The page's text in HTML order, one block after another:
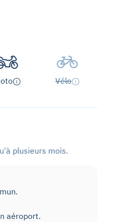
Vélo
plusieurs mois.
aéroport.